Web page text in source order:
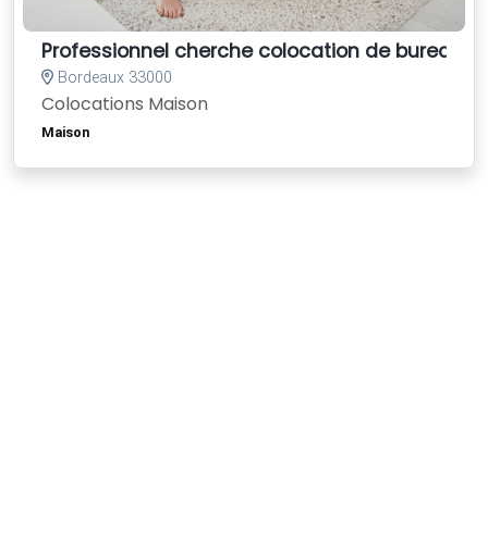
Professionnel cherche colocation de bureau
Bordeaux 33000
Colocations Maison
Maison